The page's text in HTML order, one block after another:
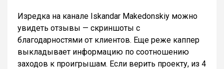
Изредка на канале Iskandar Makedonskiy можно
увидеть отзывы — скриншоты с
благодарностями от клиентов. Еще реже каппер
выкладывает информацию по соотношению
заходов к проигрышам. Если верить проекту, из 4